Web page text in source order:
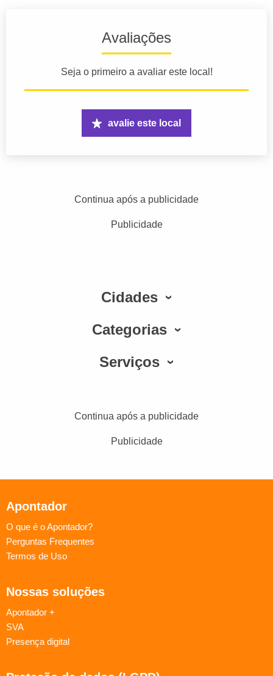
Avaliações
Seja o primeiro a avaliar este local!
avalie este local
Continua após a publicidade
Publicidade
Cidades
Categorias
Serviços
Continua após a publicidade
Publicidade
Apontador
O que é o Apontador?
Perguntas Frequentes
Termos de Uso
Nossas soluções
Apontador +
SVA
Presença digital